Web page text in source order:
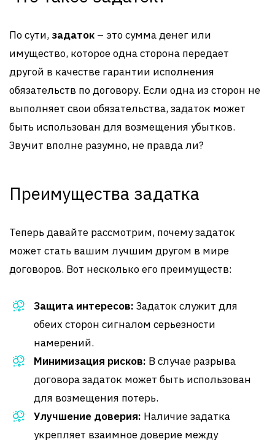
По сути, задаток – это сумма денег или
имущество, которое одна сторона передает
другой в качестве гарантии исполнения
обязательств по договору. Если одна из сторон не
выполняет свои обязательства, задаток может
быть использован для возмещения убытков.
Звучит вполне разумно, не правда ли?
Преимущества задатка
Теперь давайте рассмотрим, почему задаток
может стать вашим лучшим другом в мире
договоров. Вот несколько его преимуществ:
Защита интересов: Задаток служит для
обеих сторон сигналом серьезности
намерений.
Минимизация рисков: В случае разрыва
договора задаток может быть использован
для возмещения потерь.
Улучшение доверия: Наличие задатка
укрепляет взаимное доверие между